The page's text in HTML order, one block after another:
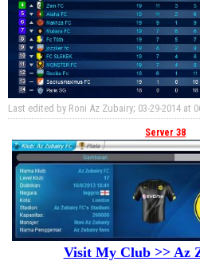
Last edited by Roni Az Zubairy; 03-29-2014 at
Server 38
Visit My Club >> Az